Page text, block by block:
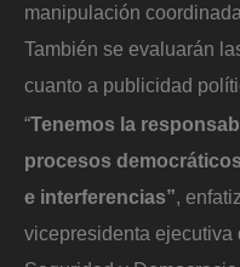
manipulación
También se evaluarán
cuanto a publicidad
“Tenemos la
procesos
e interferencias”,
vicepresidenta ejecutiva